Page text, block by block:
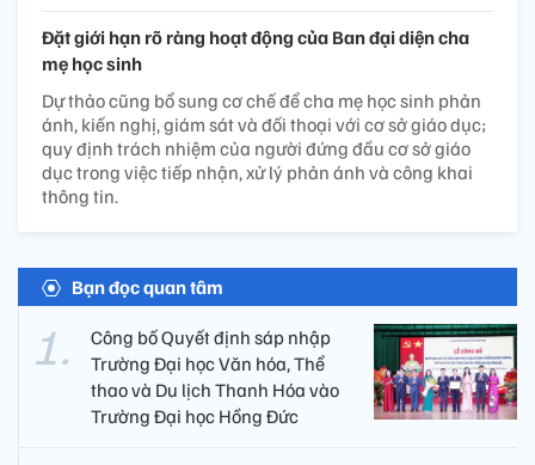
Đặt giới hạn rõ ràng hoạt động của Ban đại diện cha
mẹ học sinh
Dự thảo cũng bổ sung cơ chế để cha mẹ học sinh phản
ánh, kiến nghị, giám sát và đối thoại với cơ sở giáo dục;
quy định trách nhiệm của người đứng đầu cơ sở giáo
dục trong việc tiếp nhận, xử lý phản ánh và công khai
thông tin.
Bạn đọc quan tâm
Công bố Quyết định sáp nhập
Trường Đại học Văn hóa, Thể
thao và Du lịch Thanh Hóa vào
Trường Đại học Hồng Đức